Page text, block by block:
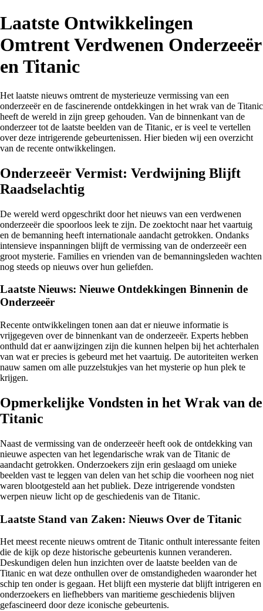
Laatste Ontwikkelingen
Omtrent Verdwenen Onderzeeër
en Titanic
Het laatste nieuws omtrent de mysterieuze vermissing van een
onderzeeër en de fascinerende ontdekkingen in het wrak van de Titanic
heeft de wereld in zijn greep gehouden. Van de binnenkant van de
onderzeer tot de laatste beelden van de Titanic, er is veel te vertellen
over deze intrigerende gebeurtenissen. Hier bieden wij een overzicht
van de recente ontwikkelingen.
Onderzeeër Vermist: Verdwijning Blijft
Raadselachtig
De wereld werd opgeschrikt door het nieuws van een verdwenen
onderzeeër die spoorloos leek te zijn. De zoektocht naar het vaartuig
en de bemanning heeft internationale aandacht getrokken. Ondanks
intensieve inspanningen blijft de vermissing van de onderzeeër een
groot mysterie. Families en vrienden van de bemanningsleden wachten
nog steeds op nieuws over hun geliefden.
Laatste Nieuws: Nieuwe Ontdekkingen Binnenin de
Onderzeeër
Recente ontwikkelingen tonen aan dat er nieuwe informatie is
vrijgegeven over de binnenkant van de onderzeeër. Experts hebben
onthuld dat er aanwijzingen zijn die kunnen helpen bij het achterhalen
van wat er precies is gebeurd met het vaartuig. De autoriteiten werken
nauw samen om alle puzzelstukjes van het mysterie op hun plek te
krijgen.
Opmerkelijke Vondsten in het Wrak van de
Titanic
Naast de vermissing van de onderzeeër heeft ook de ontdekking van
nieuwe aspecten van het legendarische wrak van de Titanic de
aandacht getrokken. Onderzoekers zijn erin geslaagd om unieke
beelden vast te leggen van delen van het schip die voorheen nog niet
waren blootgesteld aan het publiek. Deze intrigerende vondsten
werpen nieuw licht op de geschiedenis van de Titanic.
Laatste Stand van Zaken: Nieuws Over de Titanic
Het meest recente nieuws omtrent de Titanic onthult interessante feiten
die de kijk op deze historische gebeurtenis kunnen veranderen.
Deskundigen delen hun inzichten over de laatste beelden van de
Titanic en wat deze onthullen over de omstandigheden waaronder het
schip ten onder is gegaan. Het blijft een mysterie dat blijft intrigeren en
onderzoekers en liefhebbers van maritieme geschiedenis blijven
gefascineerd door deze iconische gebeurtenis.